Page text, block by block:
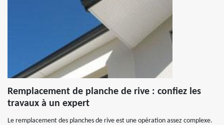
Remplacement de planche de rive : confiez les
travaux à un expert
Le remplacement des planches de rive est une opération assez complexe.